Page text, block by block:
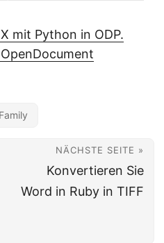
mit Python in ODP.
NÄCHSTE SEITE »
Konvertieren Sie
Word in Ruby in TIFF